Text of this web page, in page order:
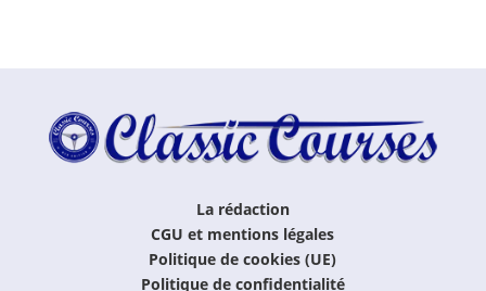
La rédaction
CGU et mentions légales
Politique de cookies (UE)
Politique de confidentialité